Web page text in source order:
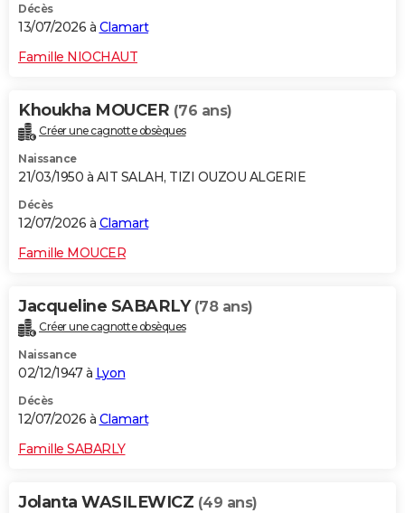
Décès
13/07/2026 à Clamart
Famille NIOCHAUT
Khoukha MOUCER (76 ans)
Créer une cagnotte obsèques
Naissance
21/03/1950 à AIT SALAH, TIZI OUZOU ALGERIE
Décès
12/07/2026 à Clamart
Famille MOUCER
Jacqueline SABARLY (78 ans)
Créer une cagnotte obsèques
Naissance
02/12/1947 à Lyon
Décès
12/07/2026 à Clamart
Famille SABARLY
Jolanta WASILEWICZ (49 ans)